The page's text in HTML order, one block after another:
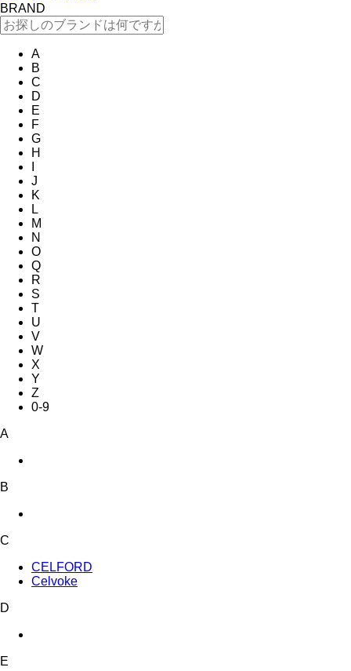
BRAND
A
B
C
D
E
F
G
H
J
K
L
M
N
O
Q
R
S
T
U
V
W
X
Y
Z
0-9
A
B
C
CELFORD
Celvoke
D
E